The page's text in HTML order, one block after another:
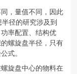
，量值不同，因此
径的研究涉及到
率配置、结构优
螺旋盘半径，只有
式。
旋盘中心的物料在